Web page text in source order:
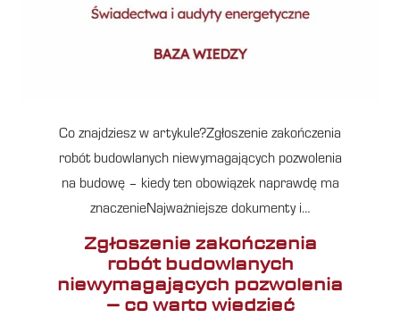
Co znajdziesz w artykule?Zgłoszenie zakończenia
robót budowlanych niewymagających pozwolenia
na budowę – kiedy ten obowiązek naprawdę ma
znaczenieNajważniejsze dokumenty i…
Zgłoszenie zakończenia
robót budowlanych
niewymagających pozwolenia
– co warto wiedzieć